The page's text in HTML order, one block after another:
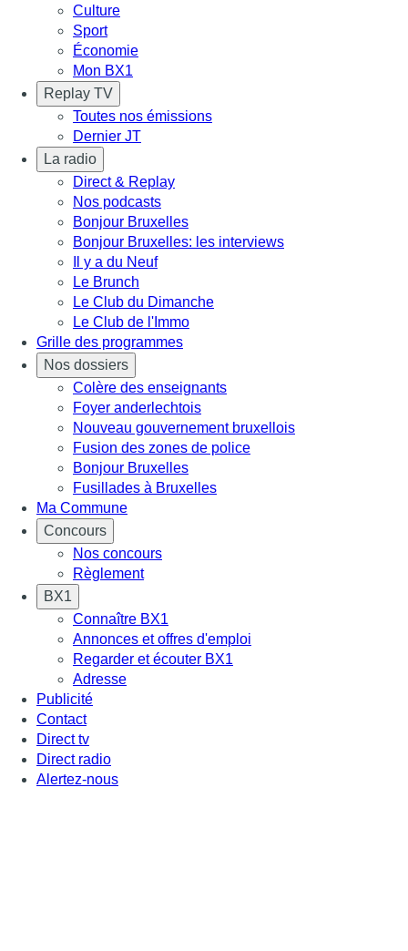
Culture
Sport
Économie
Mon BX1
Replay TV
Toutes nos émissions
Dernier JT
La radio
Direct & Replay
Nos podcasts
Bonjour Bruxelles
Bonjour Bruxelles: les interviews
Il y a du Neuf
Le Brunch
Le Club du Dimanche
Le Club de l'Immo
Grille des programmes
Nos dossiers
Colère des enseignants
Foyer anderlechtois
Nouveau gouvernement bruxellois
Fusion des zones de police
Bonjour Bruxelles
Fusillades à Bruxelles
Ma Commune
Concours
Nos concours
Règlement
BX1
Connaître BX1
Annonces et offres d'emploi
Regarder et écouter BX1
Adresse
Publicité
Contact
Direct tv
Direct radio
Alertez-nous